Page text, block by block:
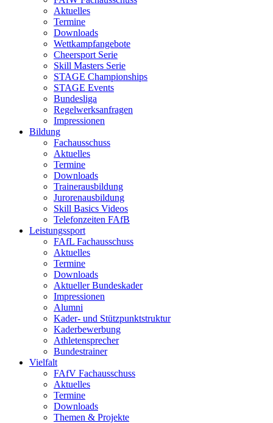
Aktuelles
Termine
Downloads
Wettkampfangebote
Cheersport Serie
Skill Masters Serie
STAGE Championships
STAGE Events
Bundesliga
Regelwerksanfragen
Impressionen
Bildung
Fachausschuss
Aktuelles
Termine
Downloads
Trainerausbildung
Jurorenausbildung
Skill Basics Videos
Telefonzeiten FAfB
Leistungssport
FAfL Fachausschuss
Aktuelles
Termine
Downloads
Aktueller Bundeskader
Impressionen
Alumni
Kader- und Stützpunktstruktur
Kaderbewerbung
Athletensprecher
Bundestrainer
Vielfalt
FAfV Fachausschuss
Aktuelles
Termine
Downloads
Themen & Projekte